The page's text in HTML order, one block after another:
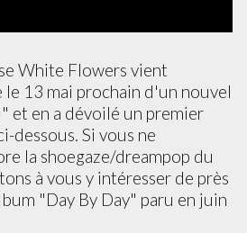
White Flowers vient
13 mai prochain d'un nouvel
et en a dévoilé un premier
dessous. Si vous ne
la shoegaze/dreampop du
à vous y intéresser de près
"Day By Day" paru en juin